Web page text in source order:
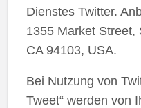
Dienstes Twitter.
1355 Market Street,
CA 94103, USA.
Bei Nutzung von
Tweet“ werden von